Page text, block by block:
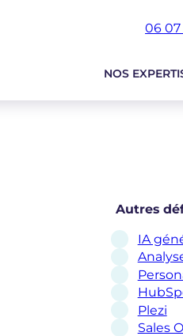
06 07
NOS
Autres
IA
Plezi
Sales